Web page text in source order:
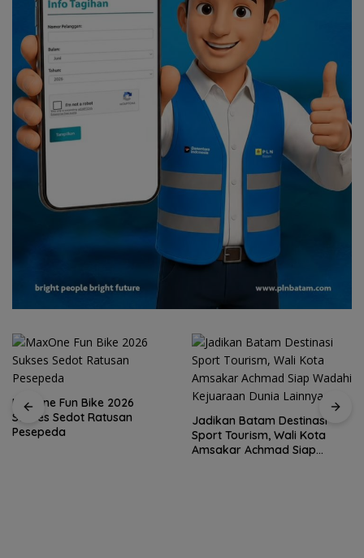
MaxOne Fun Bike 2026
Sukses Sedot Ratusan
Pesepeda
Jadikan Batam Destinasi
Sport Tourism, Wali Kota
Amsakar Achmad Siap